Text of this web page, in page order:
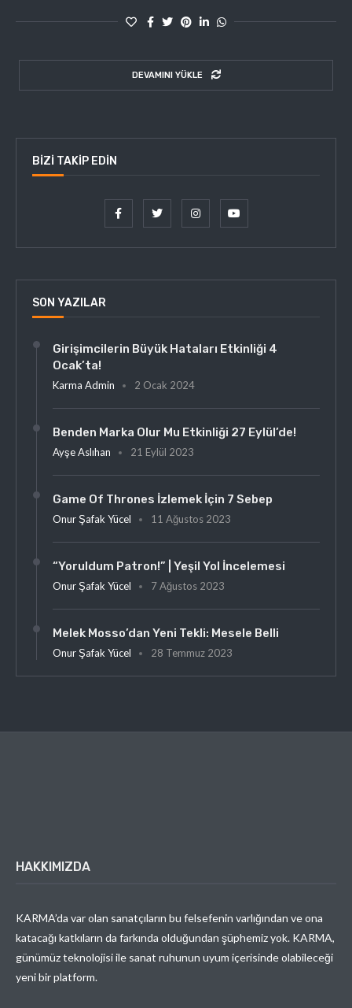
DEVAMINI YÜKLE
BIZI TAKIP EDIN
SON YAZILAR
Girişimcilerin Büyük Hataları Etkinliği 4
Ocak’ta!
Karma Admin 2 Ocak 2024
Benden Marka Olur Mu Etkinliği 27 Eylül’de!
Ayşe Aslıhan 21 Eylül 2023
Game Of Thrones İzlemek İçin 7 Sebep
Onur Şafak Yücel 11 Ağustos 2023
“Yoruldum Patron!” | Yeşil Yol İncelemesi
Onur Şafak Yücel 7 Ağustos 2023
Melek Mosso’dan Yeni Tekli: Mesele Belli
Onur Şafak Yücel 28 Temmuz 2023
HAKKIMIZDA
KARMA’da var olan sanatçıların bu felsefenin varlığından ve ona
katacağı katkıların da farkında olduğundan şüphemiz yok. KARMA,
günümüz teknolojisi ile sanat ruhunun uyum içerisinde olabileceği
yeni bir platform.